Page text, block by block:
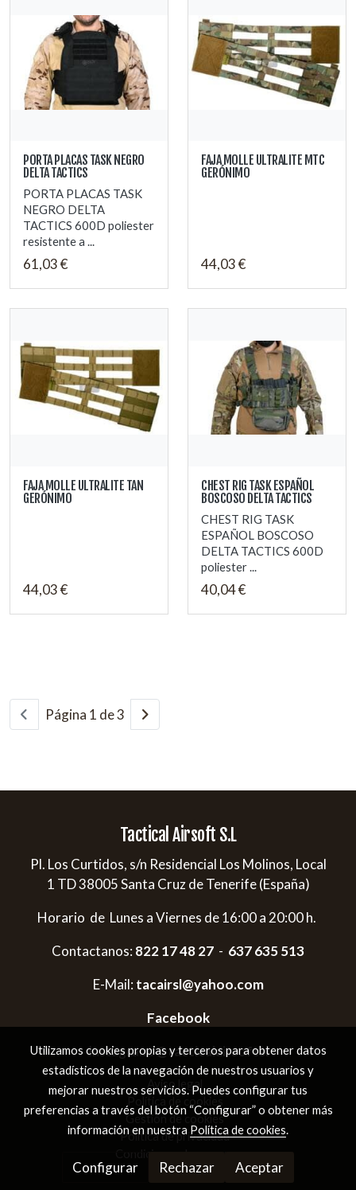
PORTA PLACAS TASK NEGRO
DELTA TACTICS
PORTA PLACAS TASK
NEGRO DELTA
TACTICS 600D poliester
resistente a ...
61,03 €
FAJA MOLLE ULTRALITE MTC
GERÓNIMO
44,03 €
FAJA MOLLE ULTRALITE TAN
GERÓNIMO
44,03 €
CHEST RIG TASK ESPAÑOL
BOSCOSO DELTA TACTICS
CHEST RIG TASK
ESPAÑOL BOSCOSO
DELTA TACTICS 600D
poliester ...
40,04 €
Página 1 de 3
Tactical Airsoft S.L
Pl. Los Curtidos, s/n Residencial Los Molinos, Local
1 TD 38005 Santa Cruz de Tenerife (España)
Horario de Lunes a Viernes de 16:00 a 20:00 h.
Contactanos: 822 17 48 27 - 637 635 513
E-Mail: tacairsl@yahoo.com
Facebook
Instagram:@tacticalairsoftsl
Aviso legal
Gestión de cookies
Política de privacidad
Utilizamos cookies propias y terceros para obtener datos
estadísticos de la navegación de nuestros usuarios y
mejorar nuestros servicios. Puedes configurar tus
preferencias a través del botón “Configurar” o obtener más
información en nuestra Política de cookies.
Configurar Rechazar Aceptar